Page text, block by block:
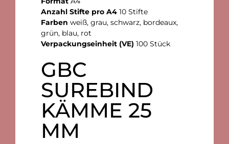
Anzahl Stifte pro A4 10 Stifte
Farben weiß, grau, schwarz, bordeaux,
grün, blau, rot
Verpackungseinheit (VE) 100 Stück
GBC
SUREBIND
KÄMME 25
MM